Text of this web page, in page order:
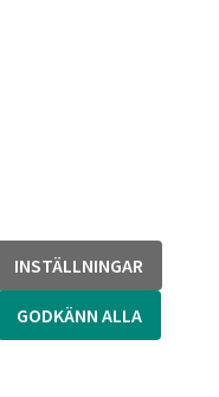
INSTÄLLNINGAR
GODKÄNN ALLA